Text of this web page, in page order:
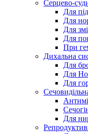
Серцево-
Для
Для
Для
Для
При
Дихальна
Для
Для
Для
Для